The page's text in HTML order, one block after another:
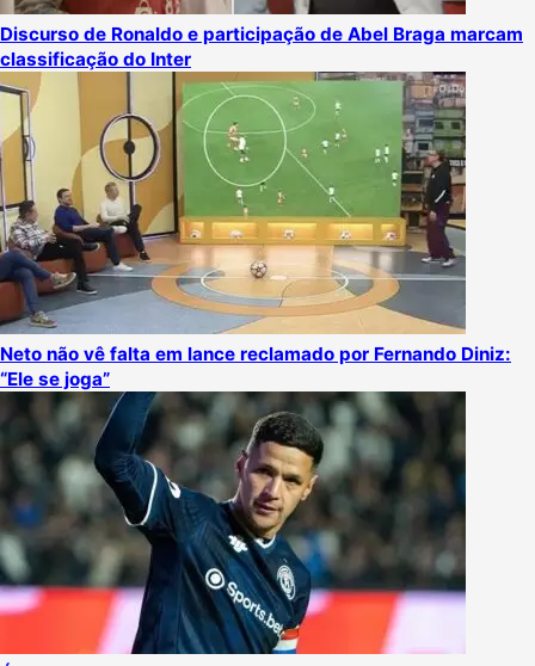
Discurso de Ronaldo e participação de Abel Braga marcam
classificação do Inter
Neto não vê falta em lance reclamado por Fernando Diniz:
“Ele se joga”